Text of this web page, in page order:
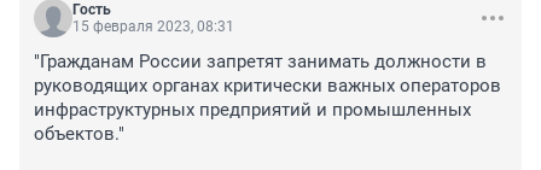
Гость
15 февраля 2023, 08:31
"Гражданам России запретят занимать должности в
руководящих органах критически важных операторов
инфраструктурных предприятий и промышленных
объектов."